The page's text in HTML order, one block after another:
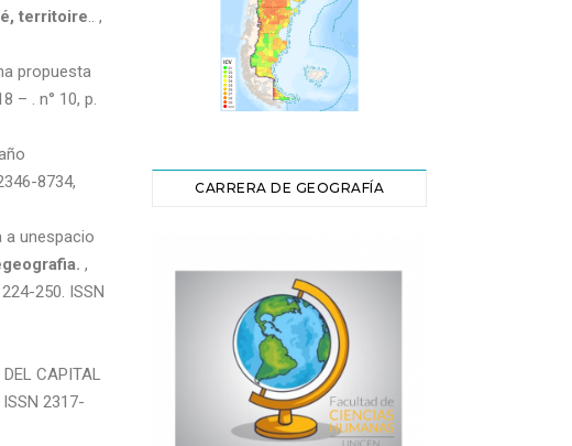
territoire.. ,
propuesta
– . n° 10, p.
8734,
a unespacio
,
250. ISSN
CAPITAL
2317-
CARRERA DE GEOGRAFÍA